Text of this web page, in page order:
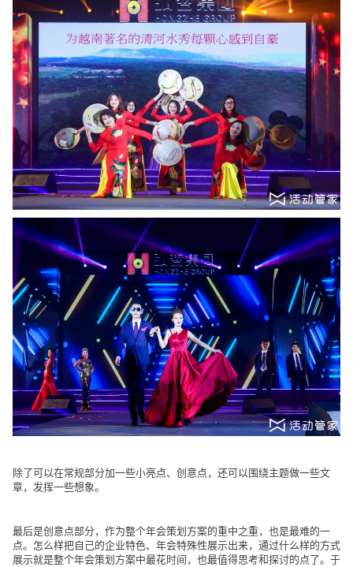
除了可以在常规部分加一些小亮点、创意点，还可以围绕主题做一些文
章，发挥一些想象。
最后是创意点部分，作为整个年会策划方案的重中之重，也是最难的一
点。怎么样把自己的企业特色、年会特殊性展示出来，通过什么样的方式
展示就是整个年会策划方案中最花时间，也最值得思考和探讨的点了。于